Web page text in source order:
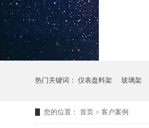
热门关键词： 仪表盘料架 玻璃架
您的位置： 首页 > 客户案例